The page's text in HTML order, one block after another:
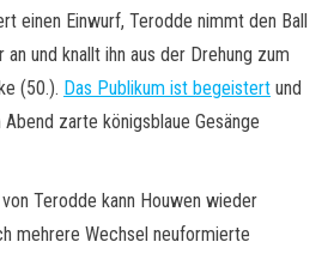
einen Einwurf, Terodde nimmt den Ball
und knallt ihn aus der Drehung zum
(50.). Das Publikum ist begeistert und
zarte königsblaue Gesänge
Terodde kann Houwen wieder
mehrere Wechsel neuformierte